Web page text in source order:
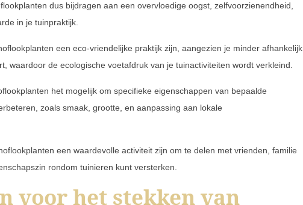
dus bijdragen aan een overvloedige oogst, zelfvoorzienendheid,
in je tuinpraktijk.
een eco-vriendelijke praktijk zijn, aangezien je minder afhankelijk
waardoor de ecologische voetafdruk van je tuinactiviteiten wordt verkleind.
het mogelijk om specifieke eigenschappen van bepaalde
zoals smaak, grootte, en aanpassing aan lokale
een waardevolle activiteit zijn om te delen met vrienden, familie
rondom tuinieren kunt versterken.
voor het stekken van